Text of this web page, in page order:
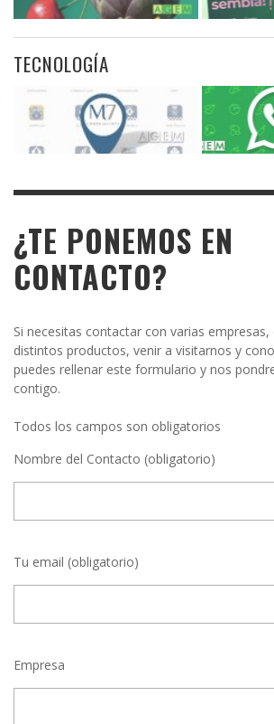
TECNOLOGÍA
¿TE PONEMOS EN
CONTACTO?
Si necesitas contactar con varias
distintos productos, venir a visitarnos y
puedes rellenar este formulario y nos
contigo.
Todos los campos son obligatorios
Nombre del Contacto (obligatorio)
Tu email (obligatorio)
Empresa